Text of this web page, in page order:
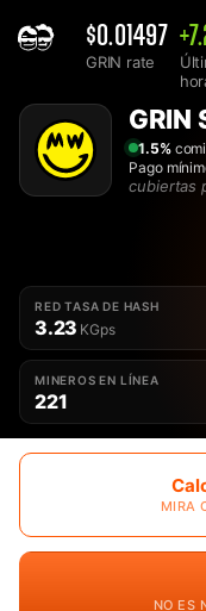
$0.01497
GRIN rate
Home
Solo GRIN Pool deGRIN
1.5%
Pago
cubiertas
RED TASA DE HASH
3.23 KGps
MINEROS EN LÍNEA
221
MIRA
NO ES